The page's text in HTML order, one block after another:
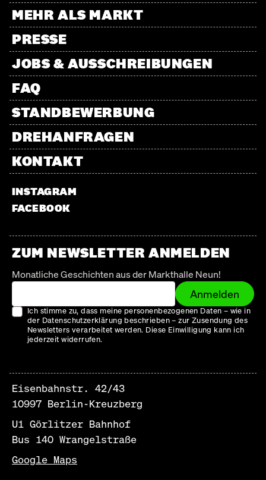
MEHR ALS MARKT
PRESSE
JOBS & AUSSCHREIBUNGEN
FAQ
STANDBEWERBUNG
DREHANFRAGEN
KONTAKT
INSTAGRAM
FACEBOOK
ZUM NEWSLETTER ANMELDEN
Monatliche Geschichten aus der Markthalle Neun!
Anmelden
Ich stimme zu, dass meine personenbezogenen Daten – wie in
der Datenschutzerklärung beschrieben – zur Zusendung des
Newsletters verarbeitet werden. Diese Einwilligung kann ich
jederzeit widerrufen.
Eisenbahnstr. 42/43
10997 Berlin-Kreuzberg
U1 Görlitzer Bahnhof
Bus 140 Wrangelstraße
Google Maps